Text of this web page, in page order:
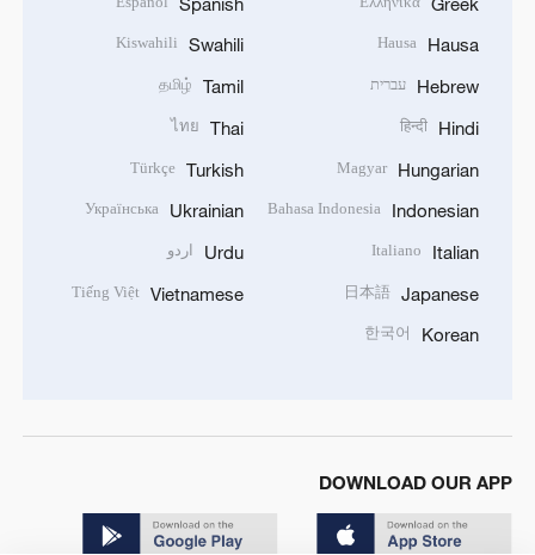
Hausa
Hausa
Hebrew עברית
Hindi
हिन्दी
Hungarian
Magyar
Indonesian
Bahasa Indonesia
Italian
Italiano
Japanese
日本語
Korean
한국어
Swahili
Kiswahili
Tamil
தமிழ்
Thai
ไทย
Turkish
Türkçe
Ukrainian
Українська
Urdu اردو
Vietnamese
Tiếng Việt
DOWNLOAD OUR APP